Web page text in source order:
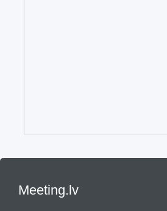
Meeting.lv